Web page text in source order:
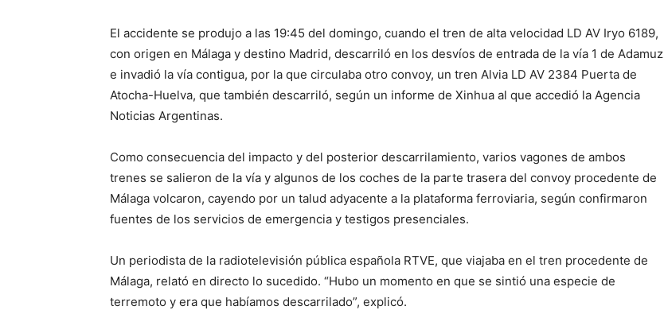
El accidente se produjo a las 19:45 del domingo, cuando el tren de alta velocidad LD AV Iryo 6189,
con origen en Málaga y destino Madrid, descarriló en los desvíos de entrada de la vía 1 de Adamuz
e invadió la vía contigua, por la que circulaba otro convoy, un tren Alvia LD AV 2384 Puerta de
Atocha-Huelva, que también descarriló, según un informe de Xinhua al que accedió la Agencia
Noticias Argentinas.
Como consecuencia del impacto y del posterior descarrilamiento, varios vagones de ambos
trenes se salieron de la vía y algunos de los coches de la parte trasera del convoy procedente de
Málaga volcaron, cayendo por un talud adyacente a la plataforma ferroviaria, según confirmaron
fuentes de los servicios de emergencia y testigos presenciales.
Un periodista de la radiotelevisión pública española RTVE, que viajaba en el tren procedente de
Málaga, relató en directo lo sucedido. “Hubo un momento en que se sintió una especie de
terremoto y era que habíamos descarrilado”, explicó.